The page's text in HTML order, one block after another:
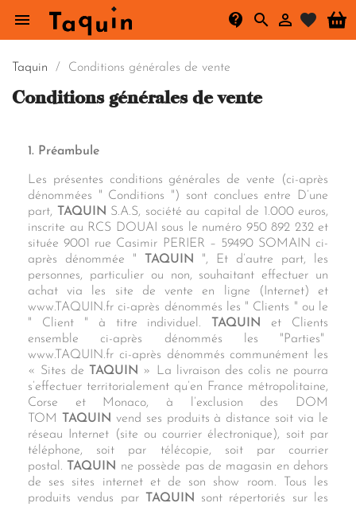
 

search

Taquin Conditions générales de vente
Conditions générales de vente
1. Préambule
Les présentes conditions générales de vente (ci-après
dénommées " Conditions ") sont conclues entre D’une
part,
TAQUIN S.A.S, société au capital de 1.000 euros,
inscrite au RCS DOUAI sous le numéro 950 892 232 et
située 9001 rue Casimir PERIER – 59490 SOMAIN ci-
après dénommée "
TAQUIN
", Et d’autre part, les
personnes, particulier ou non, souhaitant effectuer un
achat via les site de vente en ligne (Internet) et
www.TAQUIN.fr ci-après dénommés les " Clients " ou le
" Client " à titre individuel.
TAQUIN
et Clients
ensemble ci-après dénommés les "Parties"
www.TAQUIN.fr ci-après dénommés communément les
« Sites de
TAQUIN » La livraison des colis ne pourra
s’effectuer territorialement qu’en France métropolitaine,
Corse et Monaco, à l’exclusion des DOM
TOM
TAQUIN vend ses produits à distance soit via le
réseau Internet (site ou courrier électronique), soit par
téléphone, soit par télécopie, soit par courrier
postal.
TAQUIN ne possède pas de magasin en dehors
de ses sites internet et de son show room. Tous les
produits vendus par
TAQUIN
sont répertoriés sur les